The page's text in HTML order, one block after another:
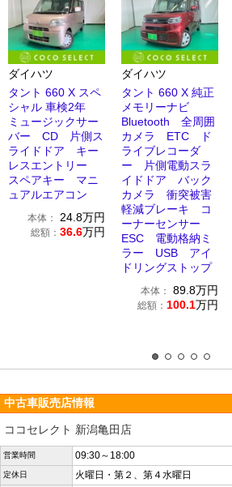
ダイハツ
タント 660 X スペ
シャル 車検2年
ミュージックサー
バー CD 片側ス
ライドドア キー
レスエントリー
スペアキー マニ
ュアルエアコン
本体： 24.8万円
総額： 36.6万円
ダイハツ
タント 660 X 純正
メモリーナビ
Bluetooth 全周囲
カメラ ETC ド
ライブレコーダ
ー 片側電動スラ
イドドア バック
カメラ 衝突被害
軽減ブレーキ コ
ーナーセンサー
ESC 電動格納ミ
ラー USB アイ
ドリングストップ
本体： 89.8万円
総額： 100.1万円
中古車販売店情報
ココセレクト 新潟亀田店
営業時間 09:30～18:00
定休日 火曜日・第２、第４水曜日